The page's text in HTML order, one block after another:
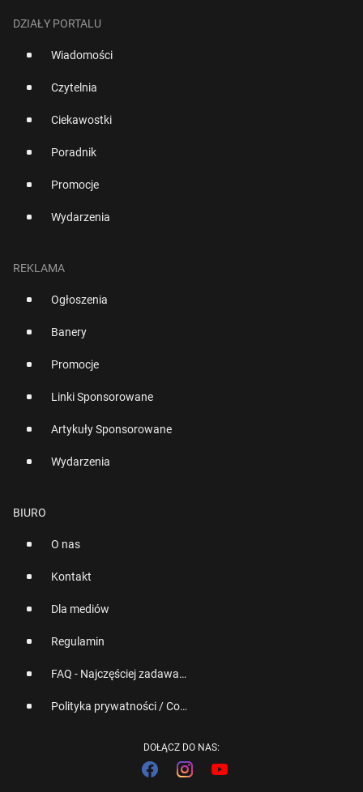
DZIAŁY PORTALU
Wiadomości
Czytelnia
Ciekawostki
Poradnik
Promocje
Wydarzenia
REKLAMA
Ogłoszenia
Banery
Promocje
Linki Sponsorowane
Artykuły Sponsorowane
Wydarzenia
BIURO
O nas
Kontakt
Dla mediów
Regulamin
FAQ - Najczęściej zadawane pytania
Polityka prywatności / Cookies
DOŁĄCZ DO NAS: